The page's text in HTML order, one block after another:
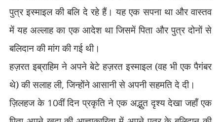
पुत्र इस्माइल की बलि दे रहे हैं। यह एक सपना था और वास्तव
में यह अल्लाह का एक आदेश था जिसमें पिता और पुत्र दोनों से
बलिदान की मांग की गई थी।
हज़रत इब्राहिम ने अपने बेटे हज़रत इस्माइल (वह भी एक पैगंबर
थे) की सलाह ली,जिन्होंने आसानी से अपनी सहमति दे दी।
ज़िलहज के 10वीं दिन प्रकृति ने एक अद्भुत दृश्य देखा जहाँ एक